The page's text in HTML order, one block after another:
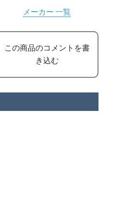
メーカー 一覧
この商品のコメントを書
き込む